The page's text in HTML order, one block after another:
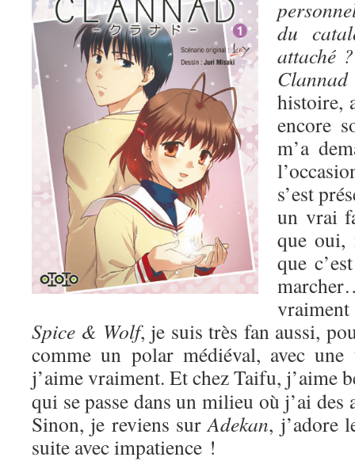
du
attaché ?
histoire,
encore
m’a
s’est
un vrai
que
que
Spice & Wolf, je suis très fan aussi,
comme un polar médiéval, avec une
j’aime vraiment. Et chez Taifu, j’aime
qui se passe dans un milieu où j’ai
Sinon, je reviens surAdekan, j’adore
suite avec impatience !